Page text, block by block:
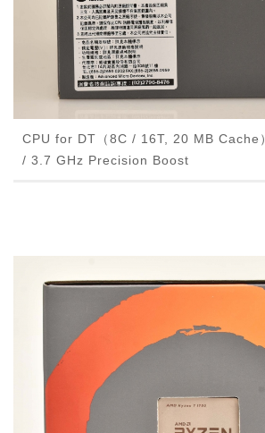
CPU for DT（8C / 16T, 20 MB Cache
/ 3.7 GHz Precision Boost